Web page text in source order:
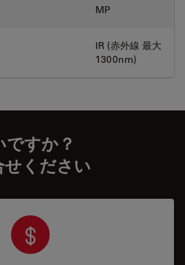
MP
IR (赤外線 最大
1300nm)
ですか？
せください